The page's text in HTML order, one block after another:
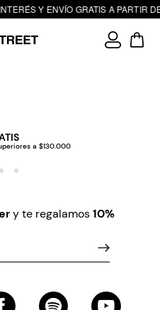
Y ENVÍO GRATIS A PARTIR
a $130.000
y te regalamos10%